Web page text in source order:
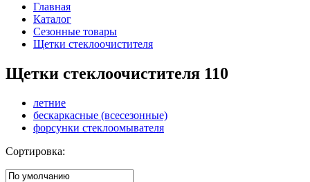
Главная
Каталог
Сезонные товары
Щетки стеклоочистителя
Щетки стеклоочистителя 110
летние
бескаркасные (всесезонные)
форсунки стеклоомывателя
Сортировка: